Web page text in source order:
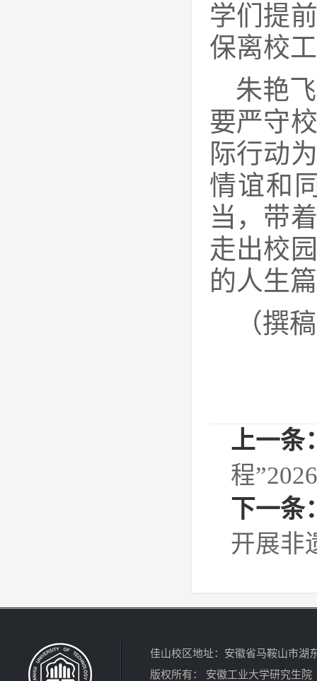
学们提
保离校
朱艳
要严守
际行动
情谊和
当，带
走出校
的人生
（撰
上一条
程
下一条
开展非
佳山校区地址：安徽省马鞍山市湖
版权所有： 安徽工业大学研究生